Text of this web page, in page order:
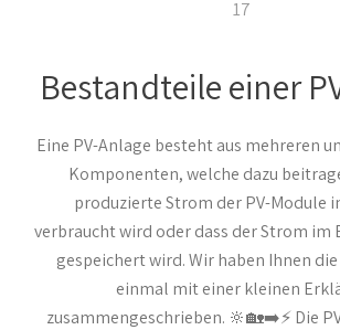
17
Bestandteile einer
Eine PV-Anlage besteht aus mehreren
Komponenten, welche dazu
produzierte Strom der PV-Module
verbraucht wird oder dass der Strom im
gespeichert wird. Wir haben Ihnen
einmal mit einer kleinen
zusammengeschrieben. 🔆🏡➡️⚡ Die